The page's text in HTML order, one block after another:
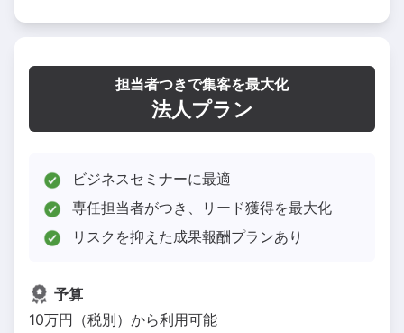
担当者つきで集客を最大化
法人プラン
ビジネスセミナーに最適
専任担当者がつき、リード獲得を最大化
リスクを抑えた成果報酬プランあり
予算
10万円（税別）から利用可能